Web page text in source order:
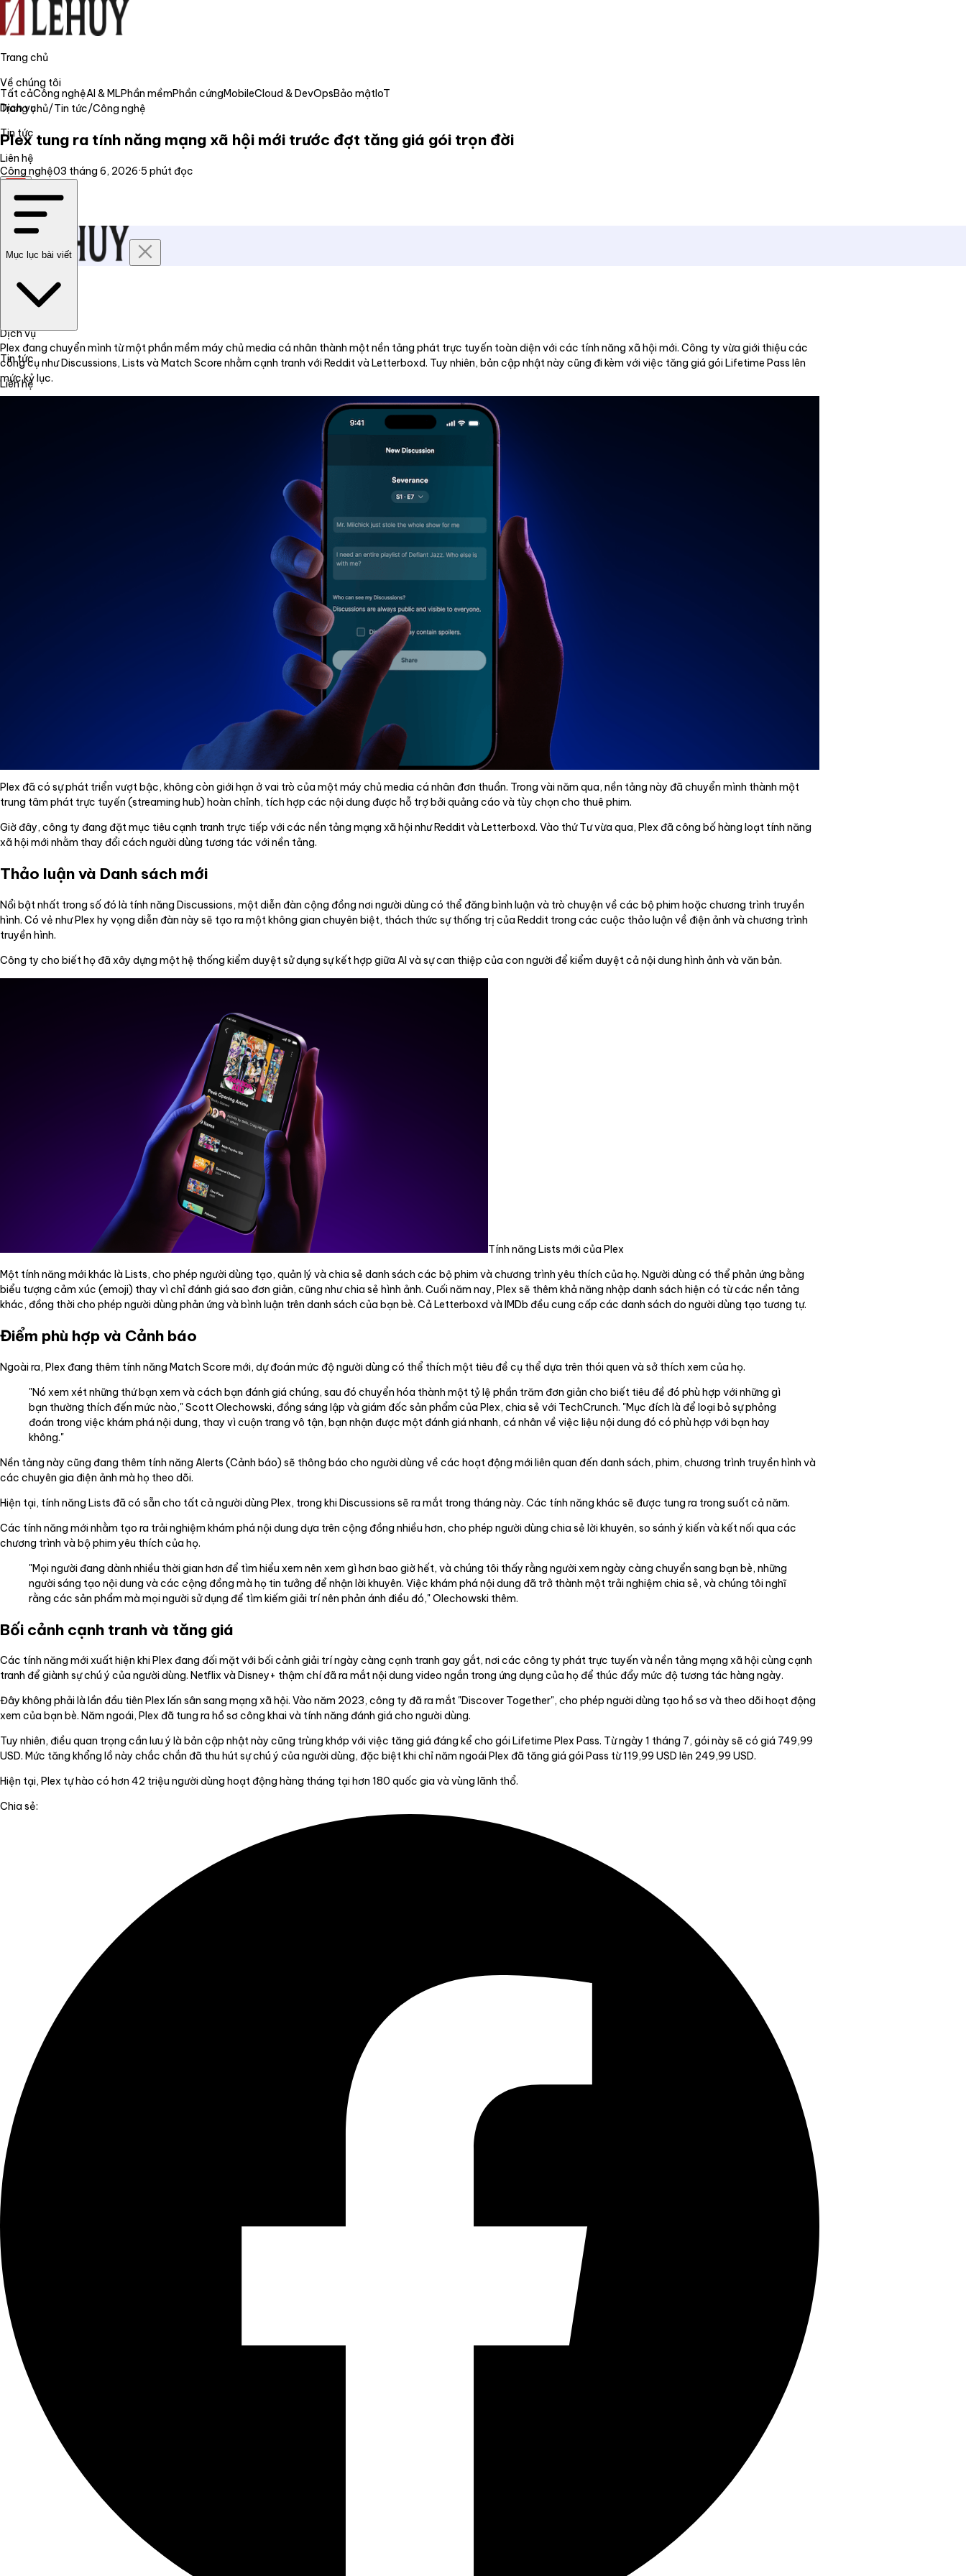
Trang chủ
Về chúng tôi
Dịch vụ
Tin tức
Liên hệ
Trang chủ
Về chúng tôi
Dịch vụ
Tin tức
Liên hệ
Tất cảCông nghệAI & MLPhần mềmPhần cứngMobileCloud & DevOpsBảo mậtIoT
Trang chủ/Tin tức/Công nghệ
Plex tung ra tính năng mạng xã hội mới trước đợt tăng giá gói trọn đời
Công nghệ03 tháng 6, 2026·5 phút đọc
Mục lục bài viết
Plex đang chuyển mình từ một phần mềm máy chủ media cá nhân thành một nền tảng phát trực tuyến toàn diện với các tính năng xã hội mới. Công ty vừa giới thiệu các
công cụ như Discussions, Lists và Match Score nhằm cạnh tranh với Reddit và Letterboxd. Tuy nhiên, bản cập nhật này cũng đi kèm với việc tăng giá gói Lifetime Pass lên
mức kỷ lục.
Plex đã có sự phát triển vượt bậc, không còn giới hạn ở vai trò của một máy chủ media cá nhân đơn thuần. Trong vài năm qua, nền tảng này đã chuyển mình thành một
trung tâm phát trực tuyến (streaming hub) hoàn chỉnh, tích hợp các nội dung được hỗ trợ bởi quảng cáo và tùy chọn cho thuê phim.
Giờ đây, công ty đang đặt mục tiêu cạnh tranh trực tiếp với các nền tảng mạng xã hội như Reddit và Letterboxd. Vào thứ Tư vừa qua, Plex đã công bố hàng loạt tính năng
xã hội mới nhằm thay đổi cách người dùng tương tác với nền tảng.
Thảo luận và Danh sách mới
Nổi bật nhất trong số đó là tính năng Discussions, một diễn đàn cộng đồng nơi người dùng có thể đăng bình luận và trò chuyện về các bộ phim hoặc chương trình truyền
hình. Có vẻ như Plex hy vọng diễn đàn này sẽ tạo ra một không gian chuyên biệt, thách thức sự thống trị của Reddit trong các cuộc thảo luận về điện ảnh và chương trình
truyền hình.
Công ty cho biết họ đã xây dựng một hệ thống kiểm duyệt sử dụng sự kết hợp giữa AI và sự can thiệp của con người để kiểm duyệt cả nội dung hình ảnh và văn bản.
Tính năng Lists mới của Plex
Một tính năng mới khác là Lists, cho phép người dùng tạo, quản lý và chia sẻ danh sách các bộ phim và chương trình yêu thích của họ. Người dùng có thể phản ứng bằng
biểu tượng cảm xúc (emoji) thay vì chỉ đánh giá sao đơn giản, cũng như chia sẻ hình ảnh. Cuối năm nay, Plex sẽ thêm khả năng nhập danh sách hiện có từ các nền tảng
khác, đồng thời cho phép người dùng phản ứng và bình luận trên danh sách của bạn bè. Cả Letterboxd và IMDb đều cung cấp các danh sách do người dùng tạo tương tự.
Điểm phù hợp và Cảnh báo
Ngoài ra, Plex đang thêm tính năng Match Score mới, dự đoán mức độ người dùng có thể thích một tiêu đề cụ thể dựa trên thói quen và sở thích xem của họ.
"Nó xem xét những thứ bạn xem và cách bạn đánh giá chúng, sau đó chuyển hóa thành một tỷ lệ phần trăm đơn giản cho biết tiêu đề đó phù hợp với những gì
bạn thường thích đến mức nào," Scott Olechowski, đồng sáng lập và giám đốc sản phẩm của Plex, chia sẻ với TechCrunch. "Mục đích là để loại bỏ sự phỏng
đoán trong việc khám phá nội dung, thay vì cuộn trang vô tận, bạn nhận được một đánh giá nhanh, cá nhân về việc liệu nội dung đó có phù hợp với bạn hay
không."
Nền tảng này cũng đang thêm tính năng Alerts (Cảnh báo) sẽ thông báo cho người dùng về các hoạt động mới liên quan đến danh sách, phim, chương trình truyền hình và
các chuyên gia điện ảnh mà họ theo dõi.
Hiện tại, tính năng Lists đã có sẵn cho tất cả người dùng Plex, trong khi Discussions sẽ ra mắt trong tháng này. Các tính năng khác sẽ được tung ra trong suốt cả năm.
Các tính năng mới nhằm tạo ra trải nghiệm khám phá nội dung dựa trên cộng đồng nhiều hơn, cho phép người dùng chia sẻ lời khuyên, so sánh ý kiến và kết nối qua các
chương trình và bộ phim yêu thích của họ.
"Mọi người đang dành nhiều thời gian hơn để tìm hiểu xem nên xem gì hơn bao giờ hết, và chúng tôi thấy rằng người xem ngày càng chuyển sang bạn bè, những
người sáng tạo nội dung và các cộng đồng mà họ tin tưởng để nhận lời khuyên. Việc khám phá nội dung đã trở thành một trải nghiệm chia sẻ, và chúng tôi nghĩ
rằng các sản phẩm mà mọi người sử dụng để tìm kiếm giải trí nên phản ánh điều đó," Olechowski thêm.
Bối cảnh cạnh tranh và tăng giá
Các tính năng mới xuất hiện khi Plex đang đối mặt với bối cảnh giải trí ngày càng cạnh tranh gay gắt, nơi các công ty phát trực tuyến và nền tảng mạng xã hội cùng cạnh
tranh để giành sự chú ý của người dùng. Netflix và Disney+ thậm chí đã ra mắt nội dung video ngắn trong ứng dụng của họ để thúc đẩy mức độ tương tác hàng ngày.
Đây không phải là lần đầu tiên Plex lấn sân sang mạng xã hội. Vào năm 2023, công ty đã ra mắt "Discover Together", cho phép người dùng tạo hồ sơ và theo dõi hoạt động
xem của bạn bè. Năm ngoái, Plex đã tung ra hồ sơ công khai và tính năng đánh giá cho người dùng.
Tuy nhiên, điều quan trọng cần lưu ý là bản cập nhật này cũng trùng khớp với việc tăng giá đáng kể cho gói Lifetime Plex Pass. Từ ngày 1 tháng 7, gói này sẽ có giá 749,99
USD. Mức tăng khổng lồ này chắc chắn đã thu hút sự chú ý của người dùng, đặc biệt khi chỉ năm ngoái Plex đã tăng giá gói Pass từ 119,99 USD lên 249,99 USD.
Hiện tại, Plex tự hào có hơn 42 triệu người dùng hoạt động hàng tháng tại hơn 180 quốc gia và vùng lãnh thổ.
Chia sẻ: